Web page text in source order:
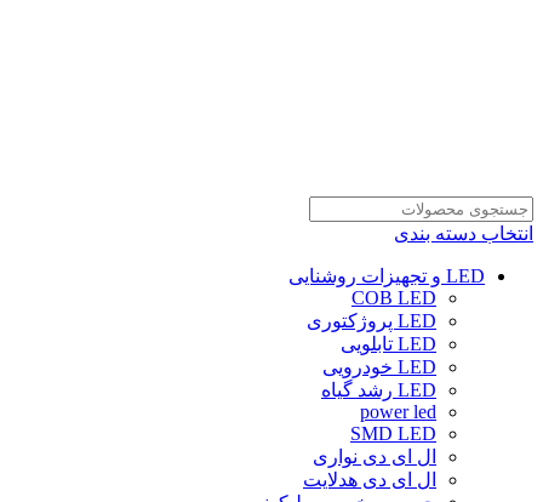
انتخاب دسته بندی
LED و تجهیزات روشنایی
COB LED
LED پروژکتوری
LED تابلویی
LED خودرویی
LED رشد گیاه
power led
SMD LED
ال ای دی نواری
ال ای دی هدلایت